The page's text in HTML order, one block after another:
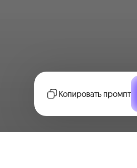
Копировать промпт